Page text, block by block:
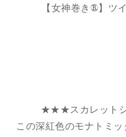
【女神巻き®】ツ
★★★スカレット
この深紅色のモナトミッ